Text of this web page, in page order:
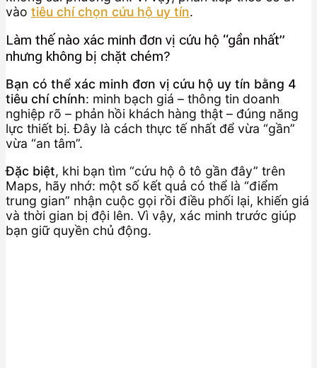
vào tiêu chí chọn cứu hộ uy tín.
Làm thế nào xác minh đơn vị cứu hộ “gần nhất”
nhưng không bị chặt chém?
Bạn có thể xác minh đơn vị cứu hộ uy tín bằng 4
tiêu chí chính: minh bạch giá – thông tin doanh
nghiệp rõ – phản hồi khách hàng thật – đúng năng
lực thiết bị. Đây là cách thực tế nhất để vừa “gần”
vừa “an tâm”.
Đặc biệt, khi bạn tìm “cứu hộ ô tô gần đây” trên
Maps, hãy nhớ: một số kết quả có thể là “điểm
trung gian” nhận cuộc gọi rồi điều phối lại, khiến giá
và thời gian bị đội lên. Vì vậy, xác minh trước giúp
bạn giữ quyền chủ động.